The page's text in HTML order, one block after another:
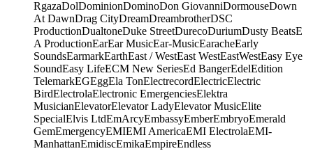
RgazaDolDominionDominoDon GiovanniDormouseDown
At DawnDrag CityDreamDreambrotherDSC
ProductionDualtoneDuke StreetDurecoDuriumDusty BeatsE
A ProductionEarEar MusicEar-MusicEaracheEarly
SoundsEarmarkEarthEast / WestEast WestEastWestEasy Eye
SoundEasy LifeECM New SeriesEd BangerEdelEdition
TelemarkEGEggEla TonElectrecordElectricElectric
BirdElectrolaElectronic EmergenciesElektra
MusicianElevatorElevator LadyElevator MusicElite
SpecialElvis LtdEmArcyEmbassyEmberEmbryoEmerald
GemEmergencyEMIEMI AmericaEMI ElectrolaEMI-
ManhattanEmidiscEmikaEmpireEndless